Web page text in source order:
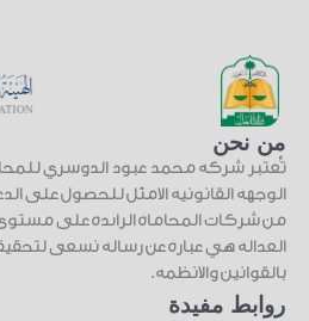
من نحن
تُعتبر شركة محمد عبود الدوسري
الوجهة القانونية الأمثل للحصول على
من شركات المحاماة الرائدة على
العدالة هي عبارة عن رسالة نسعى
بالقوانين والأنظمة.
روابط مفيدة